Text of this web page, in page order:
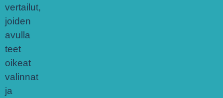
vertailut,
joiden
avulla
teet
oikeat
valinnat
ja